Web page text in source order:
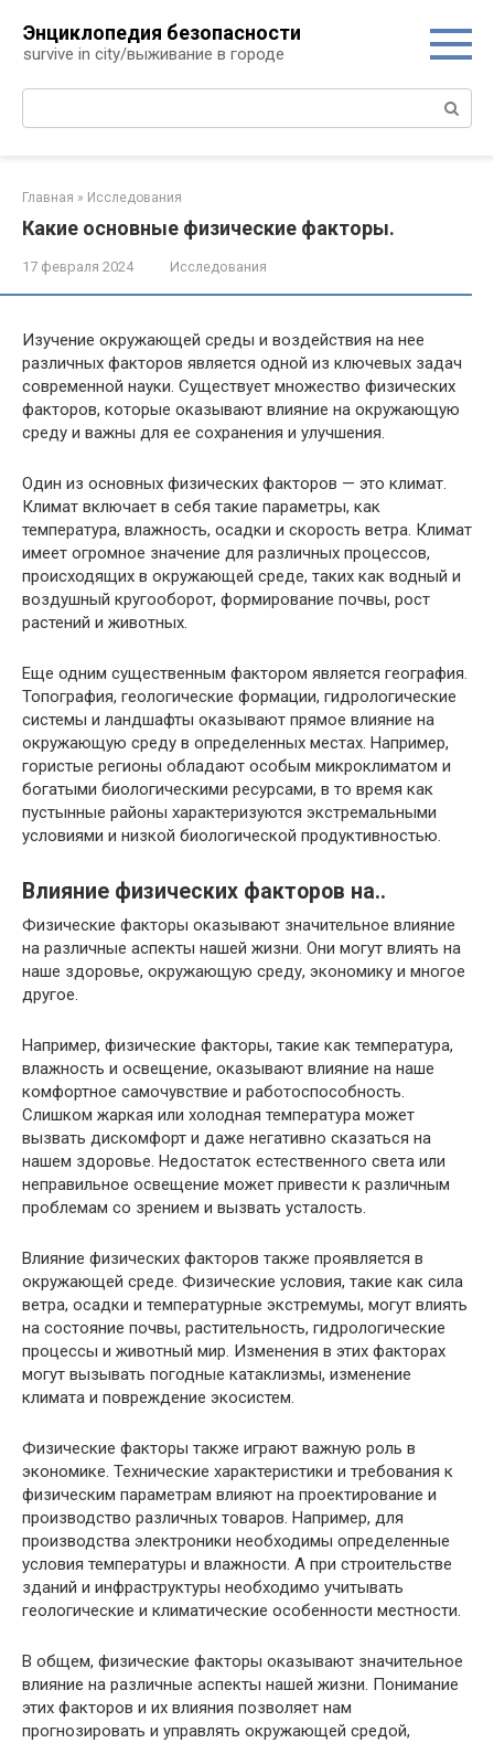
контенту
Энциклопедия безопасности
survive in city/выживание в городе
Поиск:
Главная » Исследования
Какие основные физические факторы.
17 февраля 2024 Исследования
Изучение окружающей среды и воздействия на нее
различных факторов является одной из ключевых задач
современной науки. Существует множество физических
факторов, которые оказывают влияние на окружающую
среду и важны для ее сохранения и улучшения.
Один из основных физических факторов — это климат.
Климат включает в себя такие параметры, как
температура, влажность, осадки и скорость ветра. Климат
имеет огромное значение для различных процессов,
происходящих в окружающей среде, таких как водный и
воздушный кругооборот, формирование почвы, рост
растений и животных.
Еще одним существенным фактором является география.
Топография, геологические формации, гидрологические
системы и ландшафты оказывают прямое влияние на
окружающую среду в определенных местах. Например,
гористые регионы обладают особым микроклиматом и
богатыми биологическими ресурсами, в то время как
пустынные районы характеризуются экстремальными
условиями и низкой биологической продуктивностью.
Влияние физических факторов на..
Физические факторы оказывают значительное влияние
на различные аспекты нашей жизни. Они могут влиять на
наше здоровье, окружающую среду, экономику и многое
другое.
Например, физические факторы, такие как температура,
влажность и освещение, оказывают влияние на наше
комфортное самочувствие и работоспособность.
Слишком жаркая или холодная температура может
вызвать дискомфорт и даже негативно сказаться на
нашем здоровье. Недостаток естественного света или
неправильное освещение может привести к различным
проблемам со зрением и вызвать усталость.
Влияние физических факторов также проявляется в
окружающей среде. Физические условия, такие как сила
ветра, осадки и температурные экстремумы, могут влиять
на состояние почвы, растительность, гидрологические
процессы и животный мир. Изменения в этих факторах
могут вызывать погодные катаклизмы, изменение
климата и повреждение экосистем.
Физические факторы также играют важную роль в
экономике. Технические характеристики и требования к
физическим параметрам влияют на проектирование и
производство различных товаров. Например, для
производства электроники необходимы определенные
условия температуры и влажности. А при строительстве
зданий и инфраструктуры необходимо учитывать
геологические и климатические особенности местности.
В общем, физические факторы оказывают значительное
влияние на различные аспекты нашей жизни. Понимание
этих факторов и их влияния позволяет нам
прогнозировать и управлять окружающей средой,